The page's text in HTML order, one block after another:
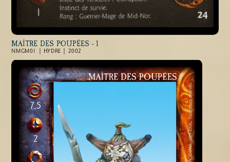
MAÎTRE DES POUPÉES - 1
NMGM01 | HYDRE | 2002